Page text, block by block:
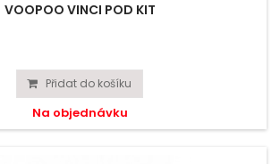
VOOPOO VINCI POD KIT
Přidat do košíku
Na objednávku